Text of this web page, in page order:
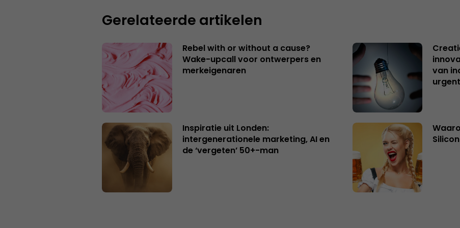
Gerelateerde artikelen
Rebel with or without a cause?
Wake-upcall voor ontwerpers en
merkeigenaren
van
Inspiratie uit Londen:
intergenerationele marketing, AI en
de ‘vergeten’ 50+-man